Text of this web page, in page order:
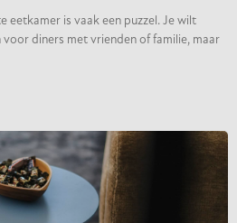
eetkamer is vaak een puzzel. Je wilt
diners met vrienden of familie, maar